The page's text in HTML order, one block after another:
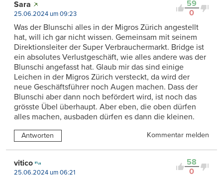
59
0
Sara
25.06.2024 um 09:23
Was der Blunschi alles in der Migros Zürich angestellt
hat, will ich gar nicht wissen. Gemeinsam mit seinem
Direktionsleiter der Super Verbrauchermarkt. Bridge ist
ein absolutes Verlustgeschäft, wie alles andere was der
Blunschi angefasst hat. Glaub mir das sind einige
Leichen in der Migros Zürich versteckt, da wird der
neue Geschäftsführer noch Augen machen. Dass der
Blunschi aber dann noch befördert wird, ist noch das
grösste Übel überhaupt. Aber eben, die oben dürfen
alles machen, ausbaden dürfen es dann die kleinen.
Antworten Kommentar melden
58
0
vitico
25.06.2024 um 06:21